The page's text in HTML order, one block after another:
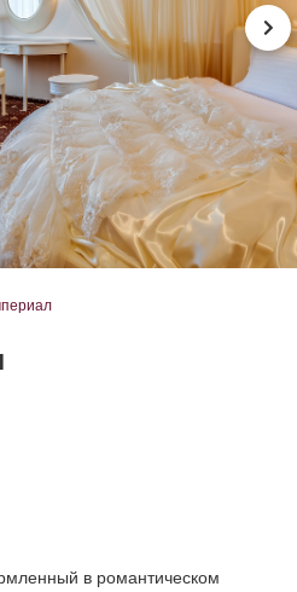
в романтическом